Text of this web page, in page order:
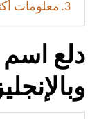
معلومات
دلع اسم